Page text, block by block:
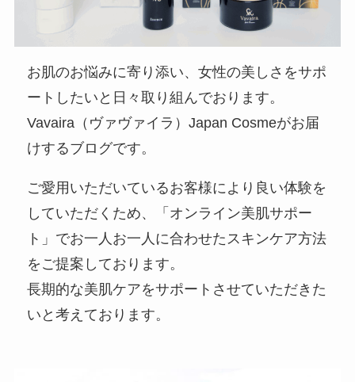
お肌のお悩みに寄り添い、女性の美しさをサポ
ートしたいと日々取り組んでおります。
Vavaira（ヴァヴァイラ）Japan Cosmeがお届
けするブログです。
ご愛用いただいているお客様により良い体験を
していただくため、「オンライン美肌サポー
ト」でお一人お一人に合わせたスキンケア方法
をご提案しております。
長期的な美肌ケアをサポートさせていただきた
いと考えております。